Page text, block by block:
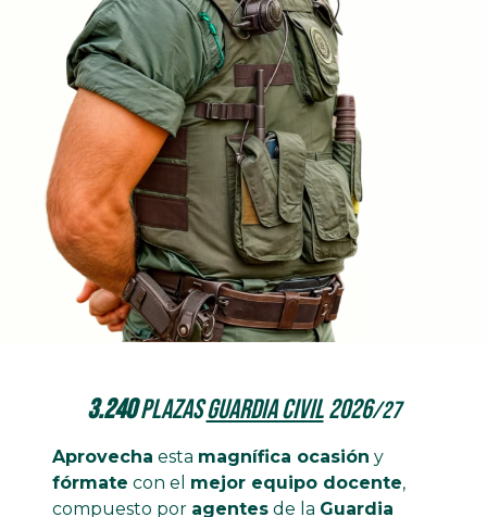
3.240plazasGuardia Civil2026/27
Aprovecha esta magnífica ocasión y
fórmate con el mejor equipo docente,
compuesto por agentes de la Guardia